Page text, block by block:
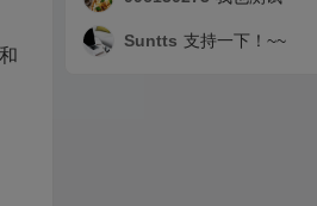
Suntts 支持一下！~~